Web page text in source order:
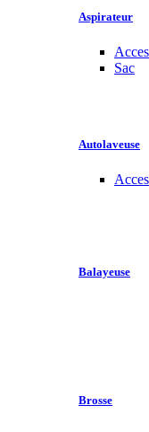
Aspirateur
Sac
Autolaveuse
Balayeuse
Brosse